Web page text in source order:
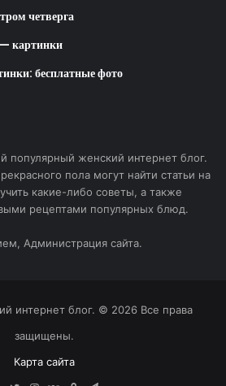
на форум:
четверга
картинки
бесплатные фото
популярный женский интернет блог.
пола могут найти статьи на
какие-либо советы, а также
рецептами популярных блюд.
Администрация сайта.
интернет блог. © 2026 Все права
защищены.
Карта сайта